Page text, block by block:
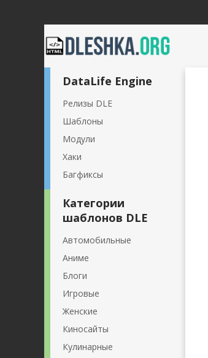
DataLife Engine
Релизы DLE
Шаблоны
Модули
Хаки
Багфиксы
Категории
шаблонов DLE
Автомобильные
Аниме
Блоги
Игровые
Женские
Киносайты
Кулинарные